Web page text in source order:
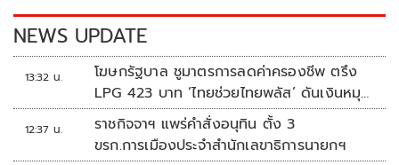
k k
NEWS UPDATE
13:32 น.
โฆษกรัฐบาล ชูมาตรการลดค่าครองชีพ ตรึง
LPG 423 บาท ‘ไทยช่วยไทยพลัส’ ดันเงินหมุน
แสนล้าน
12:37 น.
ราชกิจจาฯ แพร่คำสั่งอนุทิน ตั้ง 3
ขรก.การเมืองประจำสำนักเลขาธิการนายกฯ